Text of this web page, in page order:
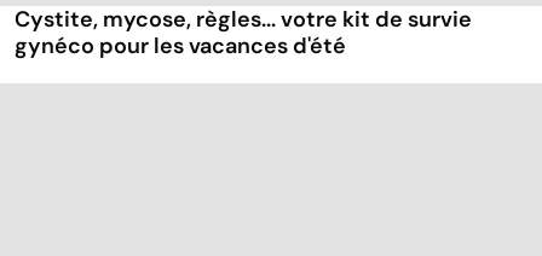
Cystite, mycose, règles... votre kit de survie
gynéco pour les vacances d'été